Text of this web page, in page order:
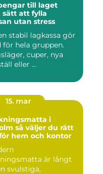
till laget
sätt att fylla
utan stress
stabil lagkassa gör
för hela gruppen.
cuper, nya
eller ...
15. mar
i
du rätt
hem och kontor
är långt
svulstiga,